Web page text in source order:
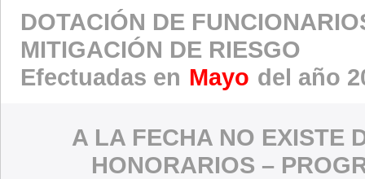
DOTACIÓN DE
MITIGACIÓN DE RIESGO
Efectuadas en Mayo del año
A LA FECHA NO EXISTE
HONORARIOS –